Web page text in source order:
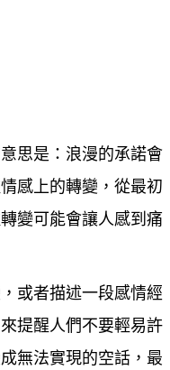
思是：浪漫的承諾會
感上的轉變，從最初
變可能會讓人感到痛
或者描述一段感情經
提醒人們不要輕易許
無法實現的空話，最